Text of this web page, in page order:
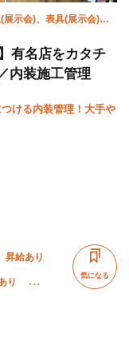
示会)、表具(展示会)、
有名店をカタチ
内装施工管理
ける内装管理！大手や
昇給あり
り
気になる